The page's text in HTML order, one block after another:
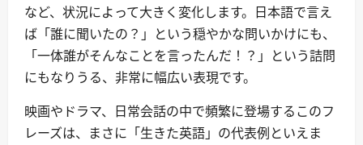
など、状況によって大きく変化します。日本語で言え
ば「誰に聞いたの？」という穏やかな問いかけにも、
「一体誰がそんなことを言ったんだ！？」という詰問
にもなりうる、非常に幅広い表現です。
映画やドラマ、日常会話の中で頻繁に登場するこのフ
レーズは、まさに「生きた英語」の代表例といえま